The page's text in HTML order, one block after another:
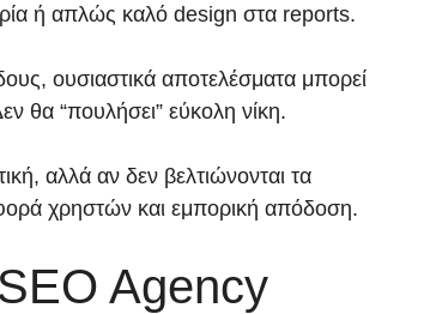
ή απλώς καλό design στα reports.
ουσιαστικά αποτελέσματα μπορεί
θα “πουλήσει” εύκολη νίκη.
αλλά αν δεν βελτιώνονται τα
χρηστών και εμπορική απόδοση.
Agency